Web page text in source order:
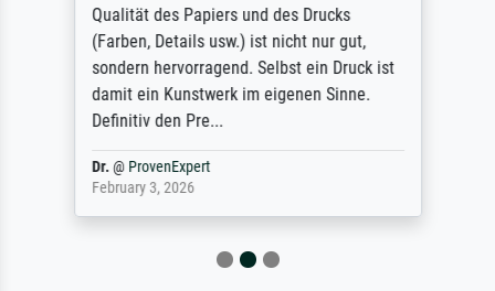
Qualität des Papiers und des Drucks
(Farben, Details usw.) ist nicht nur gut,
sondern hervorragend. Selbst ein Druck ist
damit ein Kunstwerk im eigenen Sinne.
Definitiv den Pre...
Dr.@ ProvenExpert
February 3, 2026